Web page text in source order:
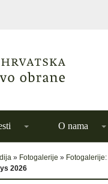
O nama
» Fotogalerije »
2026